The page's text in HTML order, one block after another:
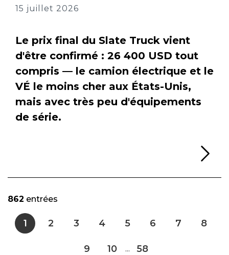
15 juillet 2026
Le prix final du Slate Truck vient
d'être confirmé : 26 400 USD tout
compris — le camion électrique et le
VÉ le moins cher aux États-Unis,
mais avec très peu d'équipements
de série.
862 entrées
1 2 3 4 5 6 7 8
9 10 ... 58